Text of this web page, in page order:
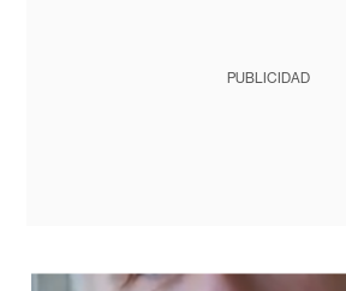
PUBLICIDAD